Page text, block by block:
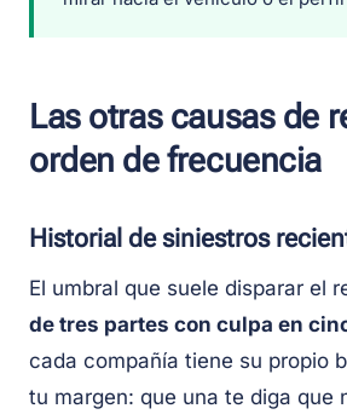
Las otras causas de
orden de frecuencia
Historial de siniestros
El umbral que suele disparar el
de tres partes con culpa en
cada compañía tiene su propio
tu margen: que una te diga que